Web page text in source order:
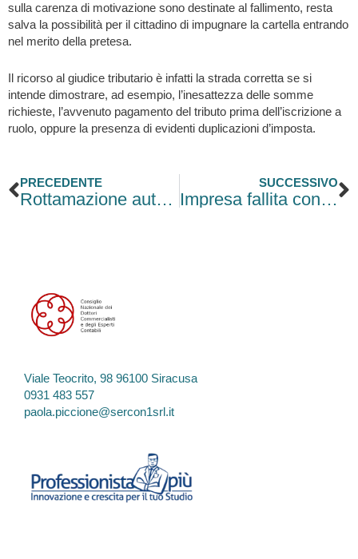
sulla carenza di motivazione sono destinate al fallimento, resta
salva la possibilità per il cittadino di impugnare la cartella entrando
nel merito della pretesa.
Il ricorso al giudice tributario è infatti la strada corretta se si
intende dimostrare, ad esempio, l’inesattezza delle somme
richieste, l’avvenuto pagamento del tributo prima dell’iscrizione a
ruolo, oppure la presenza di evidenti duplicazioni d’imposta.
Precedente
PRECEDENTE
Rottamazione auto con fermo e Registro Richiami: le novità di febbraio
SUCCESSIVO
Impresa fallita con cessione dipendenti: è bancarotta fraudolenta
Viale Teocrito, 98 96100 Siracusa
0931 483 557
paola.piccione@sercon1srl.it